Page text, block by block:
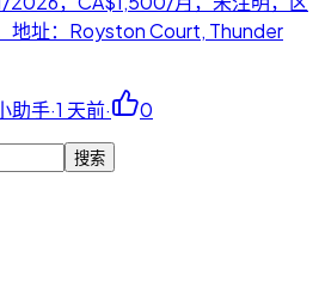
地址：Royston Court, Thunder
助手·1 天前· 0
搜索